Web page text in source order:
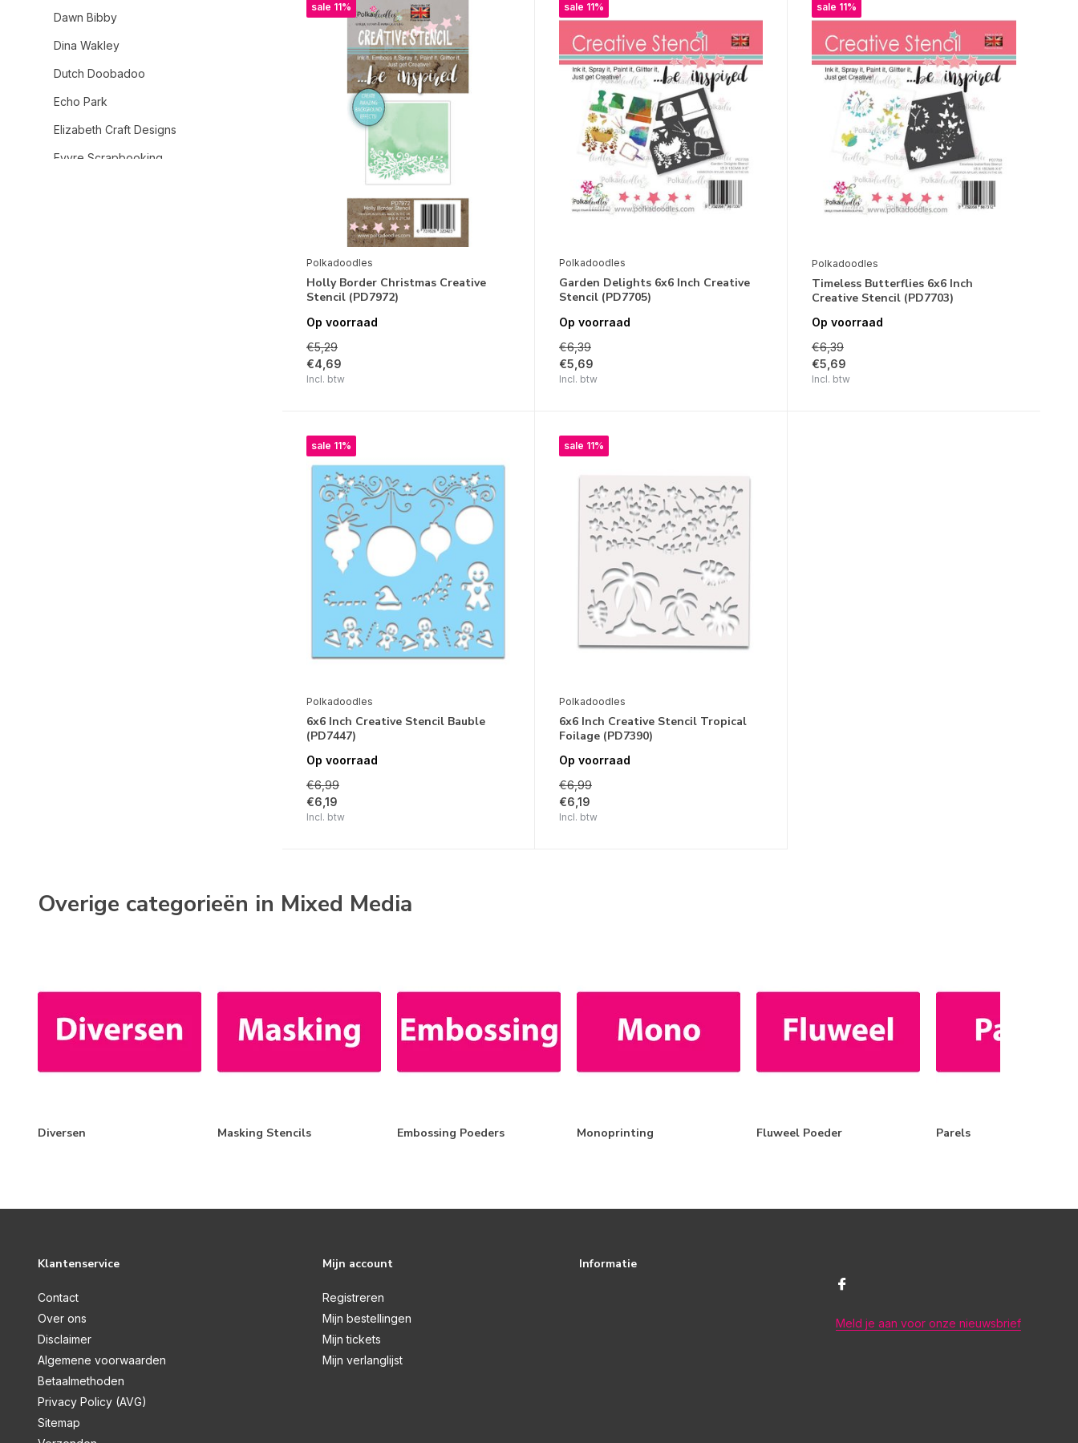
Dawn Bibby
Dina Wakley
Dutch Doobadoo
Echo Park
Elizabeth Craft Designs
Evyre Scrapbooking
Vaessen Creative
Moulds
Resin
Merken
Alle merken
Polkadoodles
sale 11%
Polkadoodles
Holly Border Christmas Creative
Stencil (PD7972)
Op voorraad
€5,29
€4,69
Incl. btw
sale 11%
Polkadoodles
Garden Delights 6x6 Inch Creative
Stencil (PD7705)
Op voorraad
€6,39
€5,69
Incl. btw
sale 11%
Polkadoodles
Timeless Butterflies 6x6 Inch
Creative Stencil (PD7703)
Op voorraad
€6,39
€5,69
Incl. btw
sale 11%
Polkadoodles
6x6 Inch Creative Stencil Bauble
(PD7447)
Op voorraad
€6,99
€6,19
Incl. btw
sale 11%
Polkadoodles
6x6 Inch Creative Stencil Tropical
Foilage (PD7390)
Op voorraad
€6,99
€6,19
Incl. btw
Overige categorieën in Mixed Media
Diversen Masking Stencils Embossing Poeders Monoprinting Fluweel Poeder Parels
Klantenservice
Contact
Over ons
Disclaimer
Algemene voorwaarden
Betaalmethoden
Privacy Policy (AVG)
Sitemap
Mijn account
Registreren
Mijn bestellingen
Mijn tickets
Mijn verlanglijst
Informatie
Meld je aan voor onze nieuwsbrief